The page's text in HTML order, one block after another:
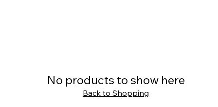
No products to show here
Back to Shopping